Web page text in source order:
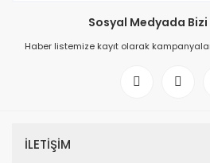
Sosyal Medyada Bizi
Haber listemize kayıt olarak
İLETİŞİM